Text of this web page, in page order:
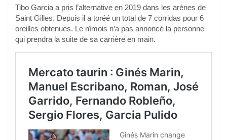
Tibo Garcia a pris l’alternative en 2019 dans les arènes de
Saint Gilles. Depuis il a toréé un total de 7 corridas pour 6
oreilles obtenues. Le nîmois n’a pas annoncé la personne
qui prendra la suite de sa carrière en main.